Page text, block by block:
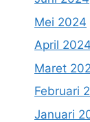
Mei 2024
April 2024
Maret
Februari
Januari